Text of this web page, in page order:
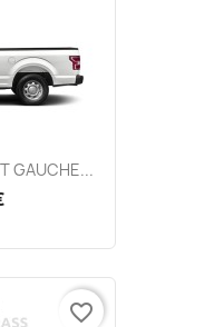
GAUCHE...
favorite_border